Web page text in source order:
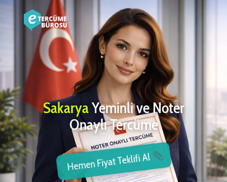
SakaryaYeminli ve Noter
Onaylı Tercüme
Hemen Fiyat Teklifi Al